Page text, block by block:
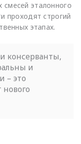
эталонного
проходят строгий
этапах.
консерванты,
и
– это